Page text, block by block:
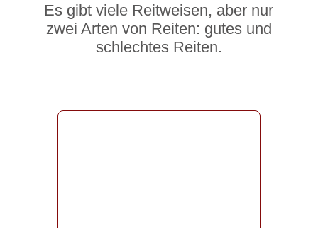
Es gibt viele Reitweisen, aber nur
zwei Arten von Reiten: gutes und
schlechtes Reiten.